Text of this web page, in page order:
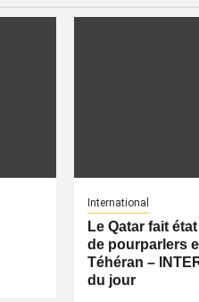
International
Le Qatar fait
de pourparlers
Téhéran –
du jour